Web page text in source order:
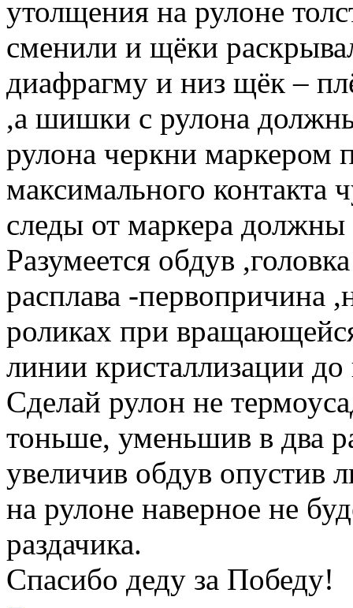
утолщения на рулоне
сменили и щёки
диафрагму и низ щёк –
,а шишки с рулона
рулона черкни маркером
максимального контакта
следы от маркера
Разумеется обдув
расплава -первопричина
роликах при
линии кристаллизации
Сделай рулон не
тоньше, уменьшив в два
увеличив обдув опустив
на рулоне наверное не
раздачика.
Спасибо деду за Победу!